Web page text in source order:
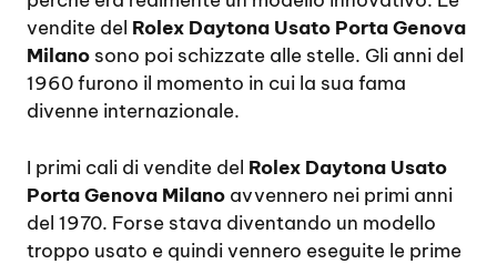
vendite del Rolex Daytona Usato Porta Genova
Milano sono poi schizzate alle stelle. Gli anni del
1960 furono il momento in cui la sua fama
divenne internazionale.
I primi cali di vendite del Rolex Daytona Usato
Porta Genova Milano avvennero nei primi anni
del 1970. Forse stava diventando un modello
troppo usato e quindi vennero eseguite le prime